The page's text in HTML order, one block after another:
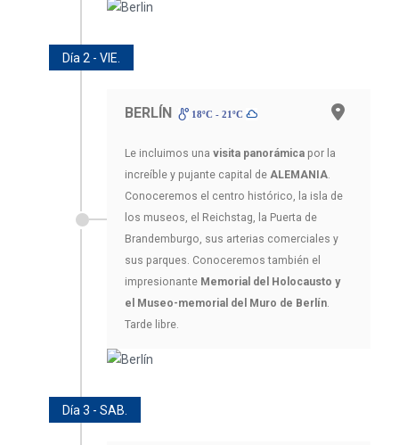
Día 2 - VIE.
BERLÍN 18ºC - 21ºC
Le incluimos una visita panorámica por la
increíble y pujante capital de ALEMANIA
Conoceremos el centro histórico, la isla de
los museos, el Reichstag, la Puerta de
Brandemburgo, sus arterias comerciales y
sus parques. Conoceremos también el
impresionante Memorial del Holocausto y
el Museo-memorial del Muro de Berlín
Tarde libre.
Día 3 - SAB.